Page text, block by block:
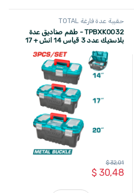
حقيبة عدة فارغة TOTAL
TPBXK0032 - طقم صناديق عدة
بلاستيك عدد 3 قياس 14 انش + 17
TOTAL
$30,48
$32,01